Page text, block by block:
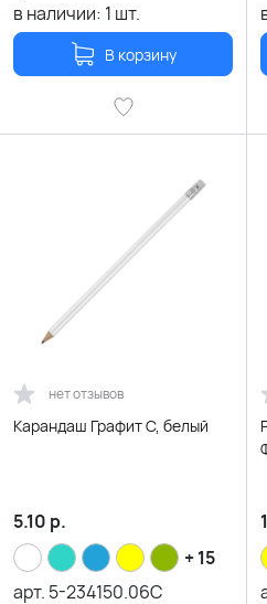
в наличии: 1 шт.
В корзину
нет отзывов
Карандаш Графит C, белый
5.10 р.
+ 15
арт. 5-234150.06C